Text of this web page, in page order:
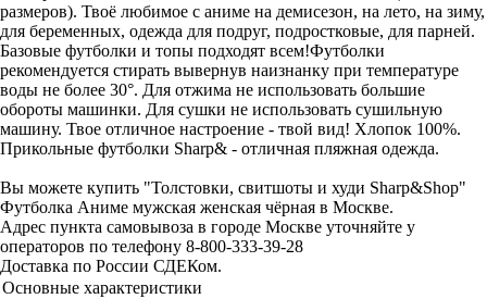
размеров). Твоё любимое с аниме на демисезон, на лето, на зиму,
для беременных, одежда для подруг, подростковые, для парней.
Базовые футболки и топы подходят всем!Футболки
рекомендуется стирать вывернув наизнанку при температуре
воды не более 30°. Для отжима не использовать большие
обороты машинки. Для сушки не использовать сушильную
машину. Твое отличное настроение - твой вид! Хлопок 100%.
Прикольные футболки Sharp& - отличная пляжная одежда.
Вы можете купить "Толстовки, свитшоты и худи Sharp&Shop"
Футболка Аниме мужская женская чёрная в Москве.
Адрес пункта самовывоза в городе Москве уточняйте у
операторов по телефону 8-800-333-39-28
Доставка по России СДЕКом.
Основные характеристики